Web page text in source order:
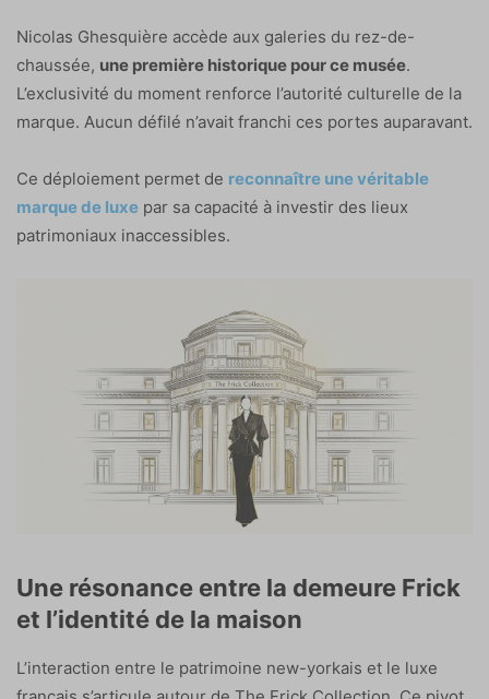
Nicolas Ghesquière accède aux galeries du rez-de-
chaussée, une première historique pour ce musée.
L’exclusivité du moment renforce l’autorité culturelle de la
marque. Aucun défilé n’avait franchi ces portes auparavant.
Ce déploiement permet de reconnaître une véritable
marque de luxe par sa capacité à investir des lieux
patrimoniaux inaccessibles.
Une résonance entre la demeure Frick
et l’identité de la maison
L’interaction entre le patrimoine new-yorkais et le luxe